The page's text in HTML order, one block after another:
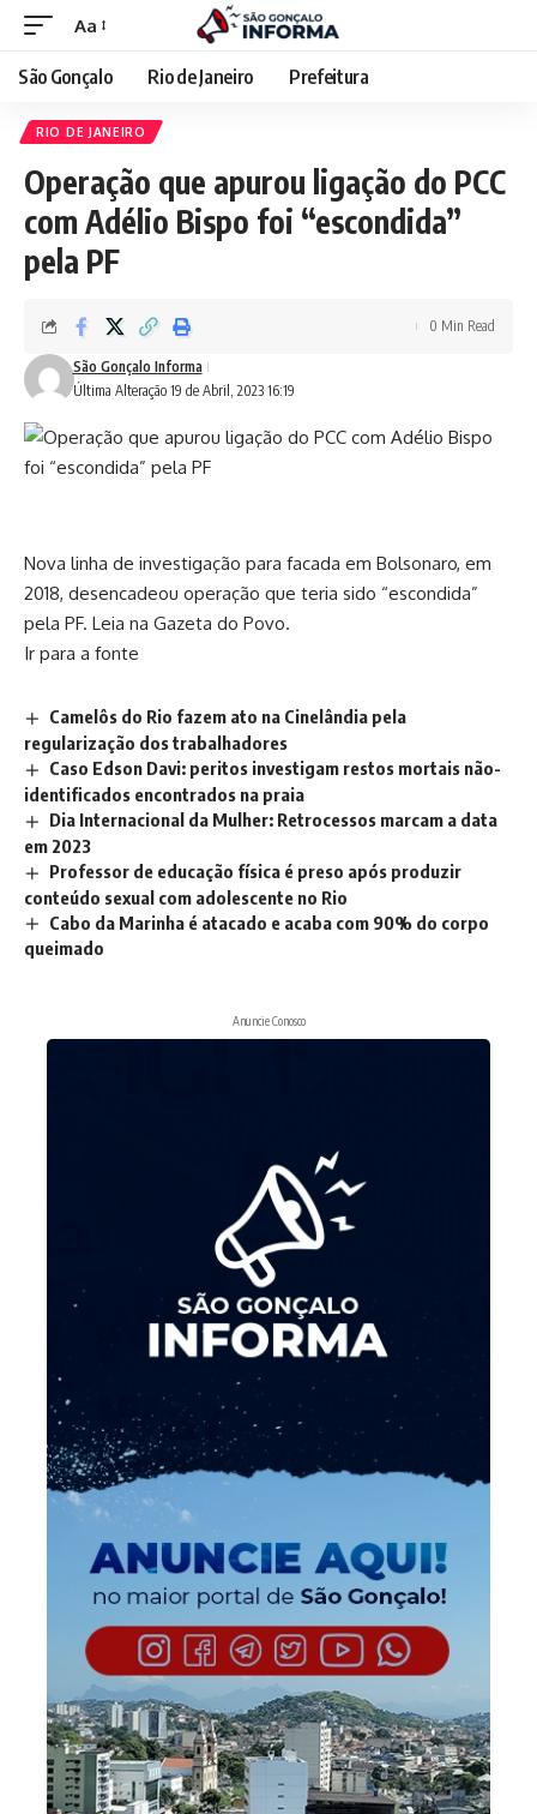
Aa
São Gonçalo Rio de Janeiro Prefeitura
RIO DE JANEIRO
Operação que apurou ligação do PCC
com Adélio Bispo foi “escondida”
pela PF
Última Alteração 19 de Abril, 2023 16:19
São Gonçalo Informa
0 Min Read
Nova linha de investigação para facada em Bolsonaro, em
2018, desencadeou operação que teria sido “escondida”
pela PF. Leia na Gazeta do Povo.
Ir para a fonte
Camelôs do Rio fazem ato na Cinelândia pela
regularização dos trabalhadores
Caso Edson Davi: peritos investigam restos mortais não-
identificados encontrados na praia
Dia Internacional da Mulher: Retrocessos marcam a data
em 2023
Professor de educação física é preso após produzir
conteúdo sexual com adolescente no Rio
Cabo da Marinha é atacado e acaba com 90% do corpo
queimado
Anuncie Conosco